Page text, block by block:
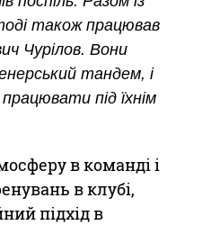
також працював
Чурілов. Вони
тандем, і
під їхнім
в команді і
в клубі,
підхід в